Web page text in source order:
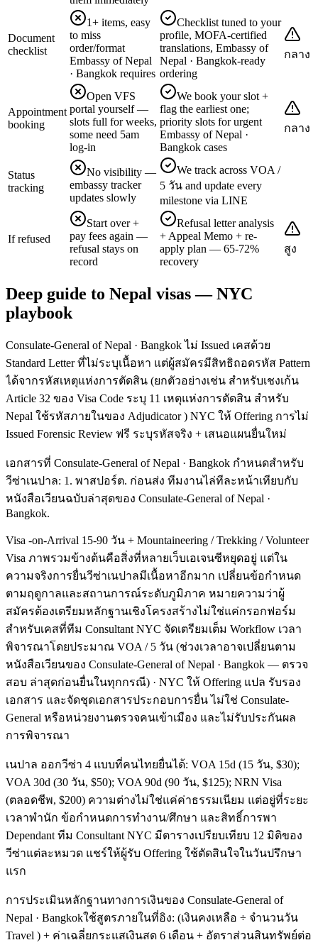
Document
checklist
1+ items, easy
to miss
order/format
Embassy of Nepal
· Bangkok requires
Checklist tuned to your
profile, MOFA-certified
translations, Embassy of
Nepal · Bangkok-ready
ordering
กลาง
Appointment
booking
Open VFS
portal yourself —
slots full for weeks,
some need 5am
log-in
We book your slot +
flag the earliest one;
priority slots for urgent
Embassy of Nepal ·
Bangkok cases
กลาง
Status
tracking
No visibility —
embassy tracker
updates slowly
We track across VOA /
5 วัน and update every
milestone via LINE
If refused
Start over +
pay fees again —
refusal stays on
record
Refusal letter analysis
+ Appeal Memo + re-
apply plan — 65-72%
recovery
สูง
Deep guide to Nepal visas — NYC
playbook
Consulate-General of Nepal · Bangkok ไม่ Issued เคสด้วย
Standard Letter ที่ไม่ระบุเนื้อหา แต่ผู้สมัครมีสิทธิถอดรหัส Pattern
ได้จากรหัสเหตุแห่งการตัดสิน (ยกตัวอย่างเช่น สำหรับเชงเก้น
Article 32 ของ Visa Code ระบุ 11 เหตุแห่งการตัดสิน สำหรับ
Nepal ใช้รหัสภายในของ Adjudicator ) NYC ให้ Offering การไม่
Issued Forensic Review ฟรี ระบุรหัสจริง + เสนอแผนยื่นใหม่
เอกสารที่ Consulate-General of Nepal · Bangkok กำหนดสำหรับ
วีซ่าเนปาล: 1. พาสปอร์ต. ก่อนส่ง ทีมงานไล่ทีละหน้าเทียบกับ
หนังสือเวียนฉบับล่าสุดของ Consulate-General of Nepal ·
Bangkok.
Visa -on-Arrival 15-90 วัน + Mountaineering / Trekking / Volunteer
Visa ภาพรวมข้างต้นคือสิ่งที่หลายเว็บเอเจนซีหยุดอยู่ แต่ใน
ความจริงการยื่นวีซ่าเนปาลมีเนื้อหาอีกมาก เปลี่ยนข้อกำหนด
ตามฤดูกาลและสถานการณ์ระดับภูมิภาค หมายความว่าผู้
สมัครต้องเตรียมหลักฐานเชิงโครงสร้างไม่ใช่แค่กรอกฟอร์ม
สำหรับเคสที่ทีม Consultant NYC จัดเตรียมเต็ม Workflow เวลา
พิจารณาโดยประมาณ VOA / 5 วัน (ช่วงเวลาอาจเปลี่ยนตาม
หนังสือเวียนของ Consulate-General of Nepal · Bangkok — ตรวจ
สอบ ล่าสุดก่อนยื่นในทุกกรณี) · NYC ให้ Offering แปล รับรอง
เอกสาร และจัดชุดเอกสารประกอบการยื่น ไม่ใช่ Consulate-
General หรือหน่วยงานตรวจคนเข้าเมือง และไม่รับประกันผล
การพิจารณา
เนปาล ออกวีซ่า 4 แบบที่คนไทยยื่นได้: VOA 15d (15 วัน, $30);
VOA 30d (30 วัน, $50); VOA 90d (90 วัน, $125); NRN Visa
(ตลอดชีพ, $200) ความต่างไม่ใช่แค่ค่าธรรมเนียม แต่อยู่ที่ระยะ
เวลาพำนัก ข้อกำหนดการทำงาน/ศึกษา และสิทธิ์การพา
Dependant ทีม Consultant NYC มีตารางเปรียบเทียบ 12 มิติของ
วีซ่าแต่ละหมวด แชร์ให้ผู้รับ Offering ใช้ตัดสินใจในวันปรึกษา
แรก
การประเมินหลักฐานทางการเงินของ Consulate-General of
Nepal · Bangkokใช้สูตรภายในที่อิง: (เงินคงเหลือ ÷ จำนวนวัน
Travel ) + ค่าเฉลี่ยกระแสเงินสด 6 เดือน + อัตราส่วนสินทรัพย์ต่อ